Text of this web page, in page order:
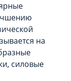
на
силовые